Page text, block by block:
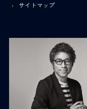
サイトマップ